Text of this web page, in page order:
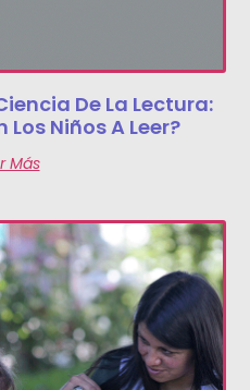
De La Lectura:
Niños A Leer?
Más